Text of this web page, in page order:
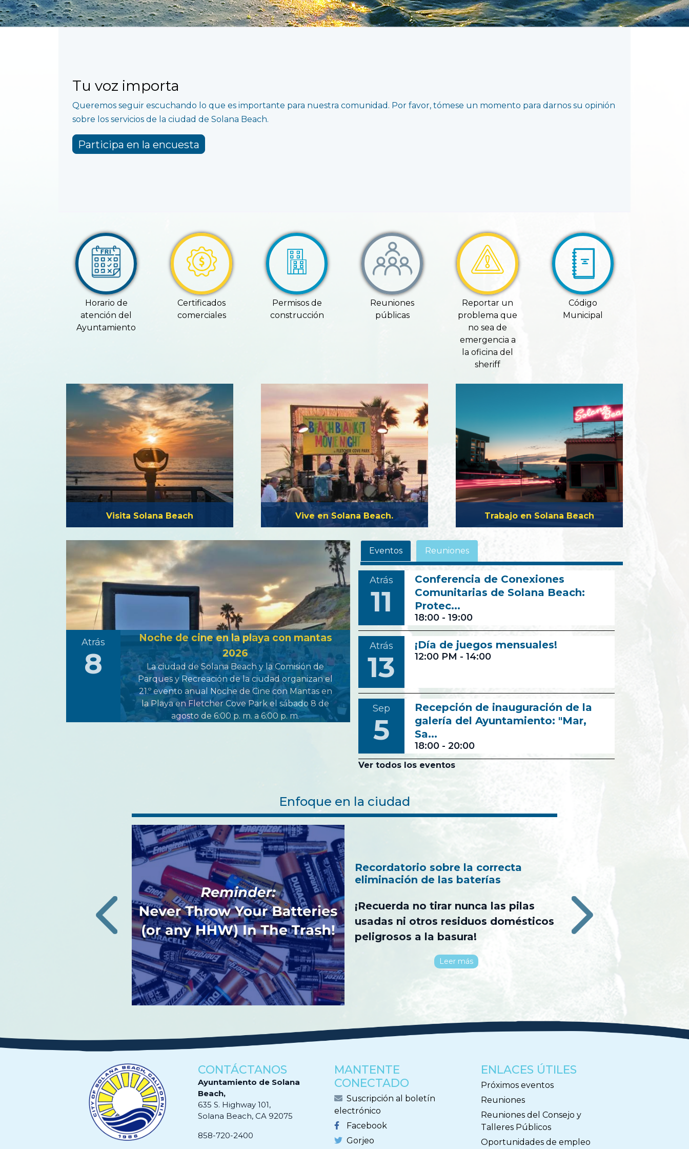
Tu voz importa
Queremos seguir escuchando lo que es importante para nuestra comunidad. Por favor, tómese un momento para darnos su opinión
sobre los servicios de la ciudad de Solana Beach.
Participa en la encuesta
Horario de
atención del
Ayuntamiento
Certificados
comerciales
Permisos de
construcción
Reuniones
públicas
Reportar un
problema que
no sea de
emergencia a
la oficina del
sheriff
Código
Municipal
Visita Solana Beach Vive en Solana Beach. Trabajo en Solana Beach
Atrás
8
Noche de cine en la playa con mantas
2026
La ciudad de Solana Beach y la Comisión de
Parques y Recreación de la ciudad organizan el
21.º evento anual Noche de Cine con Mantas en
la Playa en Fletcher Cove Park el sábado 8 de
agosto de 6:00 p. m. a 6:00 p. m.
Eventos Reuniones
Atrás
11
Conferencia de Conexiones
Comunitarias de Solana Beach:
Protec...
18:00 - 19:00
Atrás
13
¡Día de juegos mensuales!
12:00 PM - 14:00
Sep
5
Recepción de inauguración de la
galería del Ayuntamiento: "Mar,
Sa...
18:00 - 20:00
Ver todos los eventos
Enfoque en la ciudad
de un aumento de las
importante protegerse
Recordatorio sobre la correcta
eliminación de las baterías
¡Recuerda no tirar nunca las pilas
usadas ni otros residuos domésticos
peligrosos a la basura!
Leer más
‹ ›
CONTÁCTANOS
Ayuntamiento de Solana
Beach,
635 S. Highway 101,
Solana Beach, CA 92075
858-720-2400
MANTENTE
CONECTADO
Suscripción al boletín
electrónico
Facebook
Gorjeo
ENLACES ÚTILES
Próximos eventos
Reuniones
Reuniones del Consejo y
Talleres Públicos
Oportunidades de empleo